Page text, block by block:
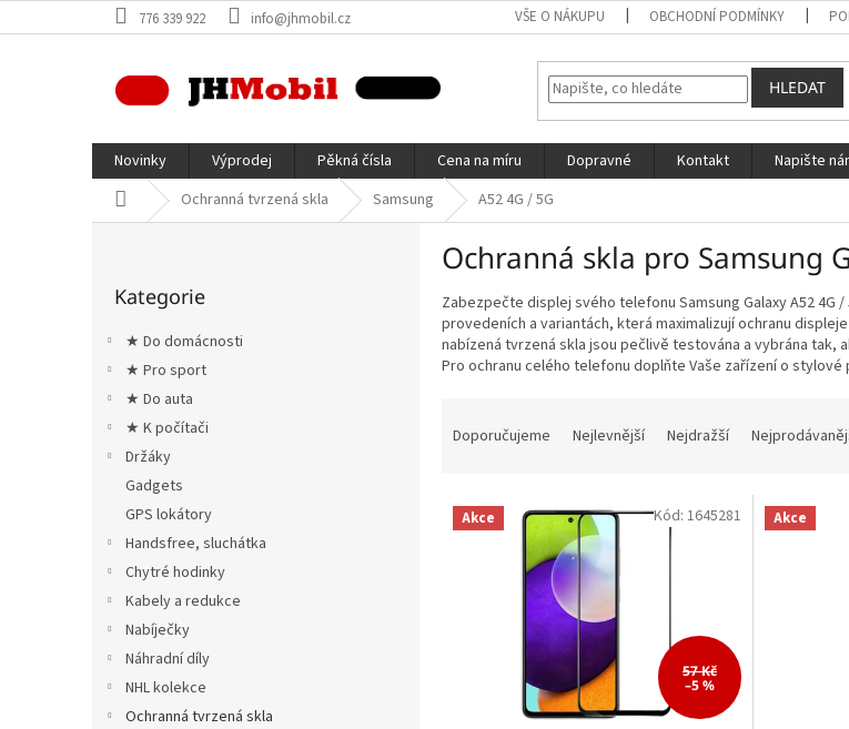
na
776 339 922 info@jhmobil.cz VŠE O NÁKUPU OBCHODNÍ PODMÍNKY
HLEDAT
Novinky Výprodej Pěkná čísla Cena na míru Dopravné Kontakt
Napište
Domů Ochranná tvrzená skla Samsung A52 4G / 5G
kategorie
Kategorie
★ Do domácnosti
★ Pro sport
★ Do auta
★ K počítači
Držáky
Gadgets
GPS lokátory
Handsfree, sluchátka
Chytré hodinky
Kabely a redukce
Nabíječky
Náhradní díly
NHL kolekce
Ochranná tvrzená skla
Ochranná skla pro Samsung
Zabezpečte displej svého telefonu Samsung Galaxy A52 4G
provedeních a variantách, která maximalizují ochranu
nabízená tvrzená skla jsou pečlivě testována a vybrána tak,
Pro ochranu celého telefonu doplňte Vaše zařízení o
n
Doporučujeme Nejlevnější Nejdražší
V Akce
57 Kč
–5 %
Kód: 1645281 Akce